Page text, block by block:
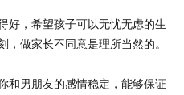
，希望孩子可以无忧无虑的生
做家长不同意是理所当然的。
男朋友的感情稳定，能够保证